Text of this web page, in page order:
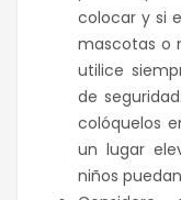
colocar y si
mascotas o
utilice
de
colóquelos
un lugar
niños